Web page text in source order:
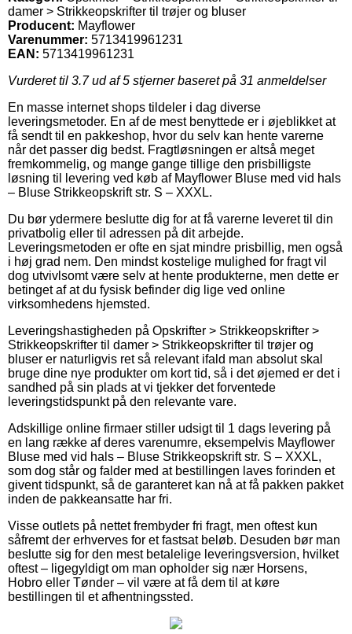
damer > Strikkeopskrifter til trøjer og bluser
Producent: Mayflower
Varenummer: 5713419961231
EAN: 5713419961231
Vurderet til 3.7ud af 5 stjerner baseret på 31 anmeldelser
En masse internet shops tildeler i dag diverse
leveringsmetoder. En af de mest benyttede er i øjeblikket at
få sendt til en pakkeshop, hvor du selv kan hente varerne
når det passer dig bedst. Fragtløsningen er altså meget
fremkommelig, og mange gange tillige den prisbilligste
løsning til levering ved køb af Mayflower Bluse med vid hals
– Bluse Strikkeopskrift str. S – XXXL.
Du bør ydermere beslutte dig for at få varerne leveret til din
privatbolig eller til adressen på dit arbejde.
Leveringsmetoden er ofte en sjat mindre prisbillig, men også
i høj grad nem. Den mindst kostelige mulighed for fragt vil
dog utvivlsomt være selv at hente produkterne, men dette er
betinget af at du fysisk befinder dig lige ved online
virksomhedens hjemsted.
Leveringshastigheden på Opskrifter > Strikkeopskrifter >
Strikkeopskrifter til damer > Strikkeopskrifter til trøjer og
bluser er naturligvis ret så relevant ifald man absolut skal
bruge dine nye produkter om kort tid, så i det øjemed er det i
sandhed på sin plads at vi tjekker det forventede
leveringstidspunkt på den relevante vare.
Adskillige online firmaer stiller udsigt til 1 dags levering på
en lang række af deres varenumre, eksempelvis Mayflower
Bluse med vid hals – Bluse Strikkeopskrift str. S – XXXL,
som dog står og falder med at bestillingen laves forinden et
givent tidspunkt, så de garanteret kan nå at få pakken pakket
inden de pakkeansatte har fri.
Visse outlets på nettet frembyder fri fragt, men oftest kun
såfremt der erhverves for et fastsat beløb. Desuden bør man
beslutte sig for den mest betalelige leveringsversion, hvilket
oftest – ligegyldigt om man opholder sig nær Horsens,
Hobro eller Tønder – vil være at få dem til at køre
bestillingen til et afhentningssted.